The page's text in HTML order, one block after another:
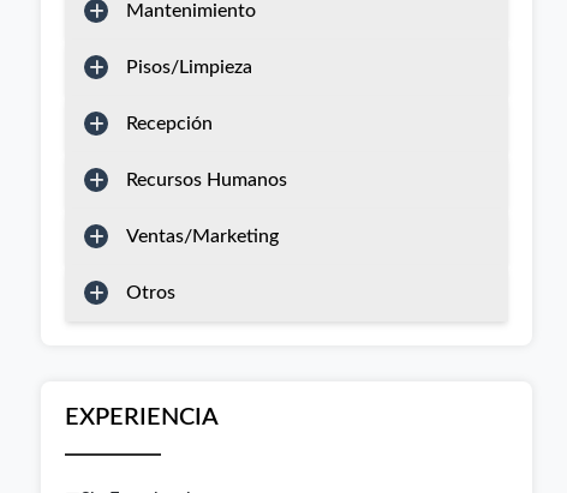
Mantenimiento
Pisos/Limpieza
Recepción
Recursos Humanos
Ventas/Marketing
Otros
EXPERIENCIA